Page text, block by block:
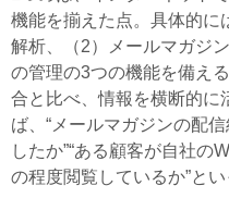
機能を揃えた点。具体的に
解析、（2）メールマガジ
の管理の3つの機能を備え
合と比べ、情報を横断的に
ば、“メールマガジンの配
したか”“ある顧客が自社の
の程度閲覧しているか”と